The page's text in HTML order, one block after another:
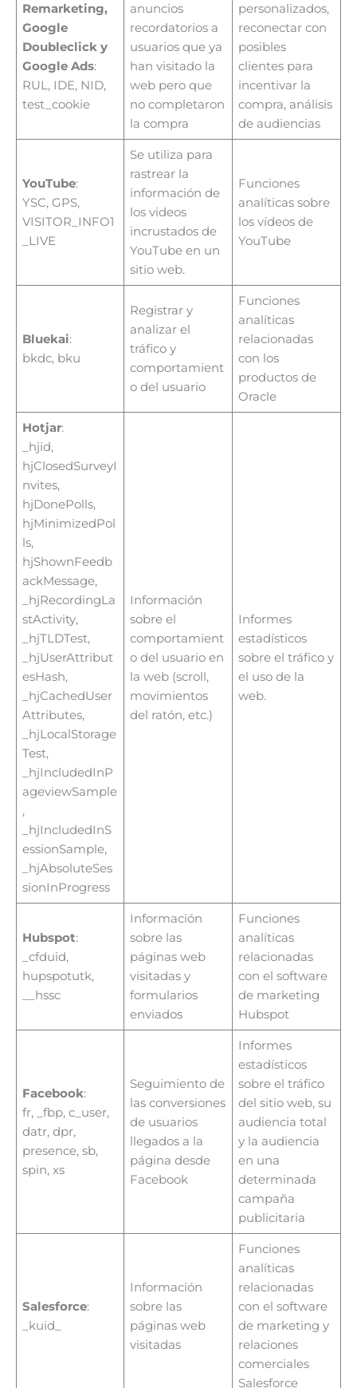
Remarketing,
Google
Doubleclick y
Google Ads:
RUL, IDE, NID,
test_cookie
anuncios
recordatorios a
usuarios que ya
han visitado la
web pero que
no completaron
la compra
personalizados,
reconectar con
posibles
clientes para
incentivar la
compra, análisis
de audiencias
YouTube:
YSC, GPS,
VISITOR_INFO1
_LIVE
Se utiliza para
rastrear la
información de
los videos
incrustados de
YouTube en un
sitio web.
Funciones
analíticas sobre
los vídeos de
YouTube
Bluekai:
bkdc, bku
Registrar y
analizar el
tráfico y
comportamient
o del usuario
Funciones
analíticas
relacionadas
con los
productos de
Oracle
Hotjar:
_hjid,
hjClosedSurveyI
nvites,
hjDonePolls,
hjMinimizedPol
ls,
hjShownFeedb
ackMessage,
_hjRecordingLa
stActivity,
_hjTLDTest,
_hjUserAttribut
esHash,
_hjCachedUser
Attributes,
_hjLocalStorage
Test,
_hjIncludedInP
ageviewSample
,
_hjIncludedInS
essionSample,
_hjAbsoluteSes
sionInProgress
Información
sobre el
comportamient
o del usuario en
la web (scroll,
movimientos
del ratón, etc.)
Informes
estadísticos
sobre el tráfico y
el uso de la
web.
Hubspot:
_cfduid,
hupspotutk,
__hssc
Información
sobre las
páginas web
visitadas y
formularios
enviados
Funciones
analíticas
relacionadas
con el software
de marketing
Hubspot
Facebook:
fr, _fbp, c_user,
datr, dpr,
presence, sb,
spin, xs
Seguimiento de
las conversiones
de usuarios
llegados a la
página desde
Facebook
Informes
estadísticos
sobre el tráfico
del sitio web, su
audiencia total
y la audiencia
en una
determinada
campaña
publicitaria
Salesforce:
_kuid_
Información
sobre las
páginas web
visitadas
Funciones
analíticas
relacionadas
con el software
de marketing y
relaciones
comerciales
Salesforce